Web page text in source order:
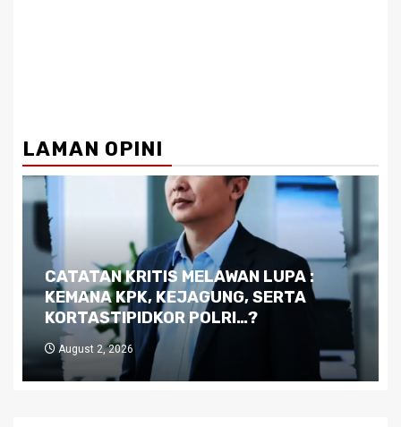
LAMAN OPINI
Dilema Kaltim di Tengah Krisis:
Kutukan Sumber Daya Alam dan
Pemimpin yang Tak Kreatif
July 29, 2026